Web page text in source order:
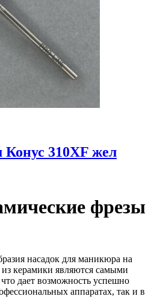
Конус 310XF жел
фрезы
насадок для маникюра на
керамики являются самыми
дает возможность успешно
аппаратах, так и в